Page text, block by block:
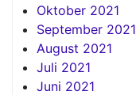
Oktober 2021
September 2021
August 2021
Juli 2021
Juni 2021